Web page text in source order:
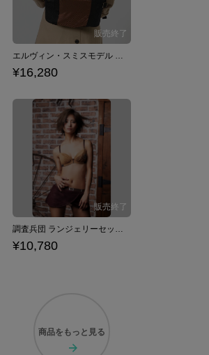
エルヴィン・スミスモデル バッグ 進撃の巨人
¥16,280
調査兵団 ランジェリーセット 進撃の巨人
¥10,780
商品を もっと見る